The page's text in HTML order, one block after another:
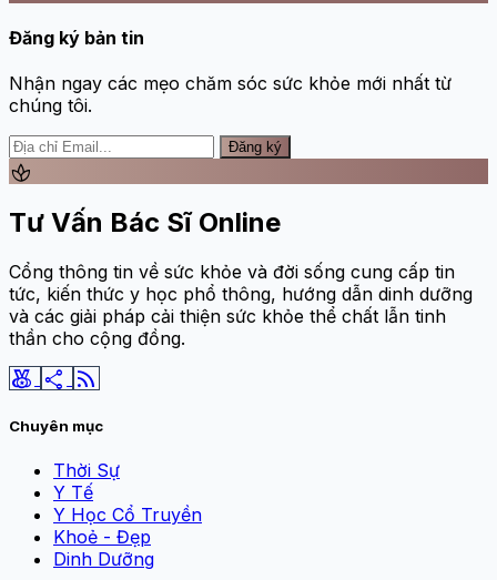
Đăng ký bản tin
Nhận ngay các mẹo chăm sóc sức khỏe mới nhất từ
chúng tôi.
Đăng ký
spa
Tư Vấn Bác Sĩ Online
Cổng thông tin về sức khỏe và đời sống cung cấp tin
tức, kiến thức y học phổ thông, hướng dẫn dinh dưỡng
và các giải pháp cải thiện sức khỏe thể chất lẫn tinh
thần cho cộng đồng.
social_leaderboard share rss_feed
Chuyên mục
Thời Sự
Y Tế
Y Học Cổ Truyền
Khoẻ - Đẹp
Dinh Dưỡng